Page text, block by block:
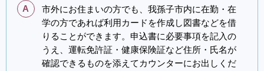
A
市外にお住まいの方でも、我孫子市内に在勤・在
学の方であれば利用カードを作成し図書などを借
りることができます。申込書に必要事項を記入の
うえ、運転免許証・健康保険証など住所・氏名が
確認できるものを添えてカウンターにお出しくだ